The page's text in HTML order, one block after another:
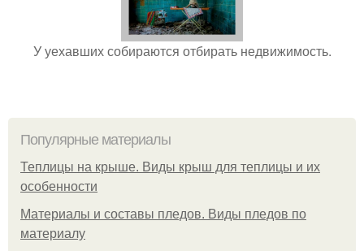
У уехавших собираются отбирать недвижимость.
Популярные материалы
Теплицы на крыше. Виды крыш для теплицы и их
особенности
Материалы и составы пледов. Виды пледов по
материалу